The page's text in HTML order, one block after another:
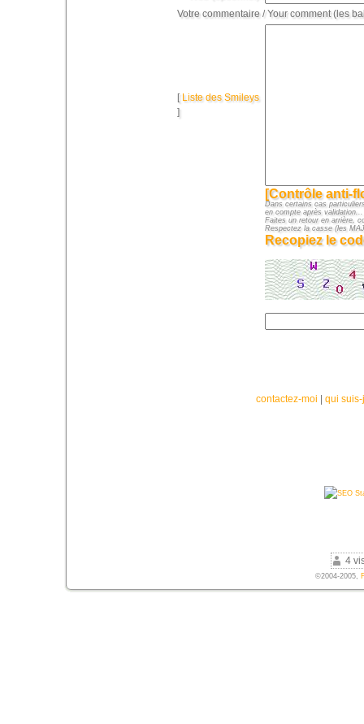
Votre commentaire / Your comment (les
[ Liste des Smileys
]
[Contrôle anti-
Dans certains cas
en compte après
Faites un retour en arrière,
Respectez la casse (les
Recopiez le
contactez-moi qui
4
©2004-2005,